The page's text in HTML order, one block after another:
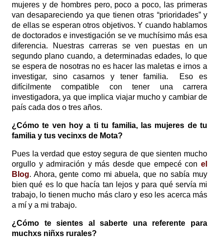
mujeres y de hombres pero, poco a poco, las primeras
van desapareciendo ya que tienen otras “prioridades” y
de ellas se esperan otros objetivos. Y cuando hablamos
de doctorados e investigación se ve muchísimo más esa
diferencia. Nuestras carreras se ven puestas en un
segundo plano cuando, a determinadas edades, lo que
se espera de nosotras no es hacer las maletas e irnos a
investigar, sino casarnos y tener familia. Eso es
difícilmente compatible con tener una carrera
investigadora, ya que implica viajar mucho y cambiar de
país cada dos o tres años.
¿Cómo te ven hoy a ti tu familia, las mujeres de tu
familia y tus vecinxs de Mota?
Pues la verdad que estoy segura de que sienten mucho
orgullo y admiración y más desde que empecé con el
Blog. Ahora, gente como mi abuela, que no sabía muy
bien qué es lo que hacía tan lejos y para qué servía mi
trabajo, lo tienen mucho más claro y eso les acerca más
a mí y a mi trabajo.
¿Cómo te sientes al saberte una referente para
muchxs niñxs rurales?